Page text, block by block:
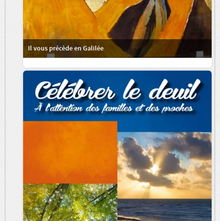
Il vous précède en Galilée